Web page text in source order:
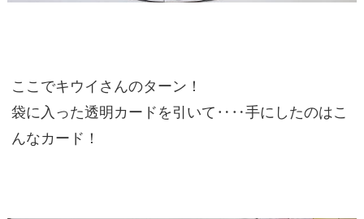
ここでキウイさんのターン！
袋に入った透明カードを引いて‥‥手にしたのはこ
んなカード！